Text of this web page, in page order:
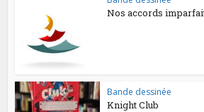
Nos accords
Bande dessinée
Knight Club